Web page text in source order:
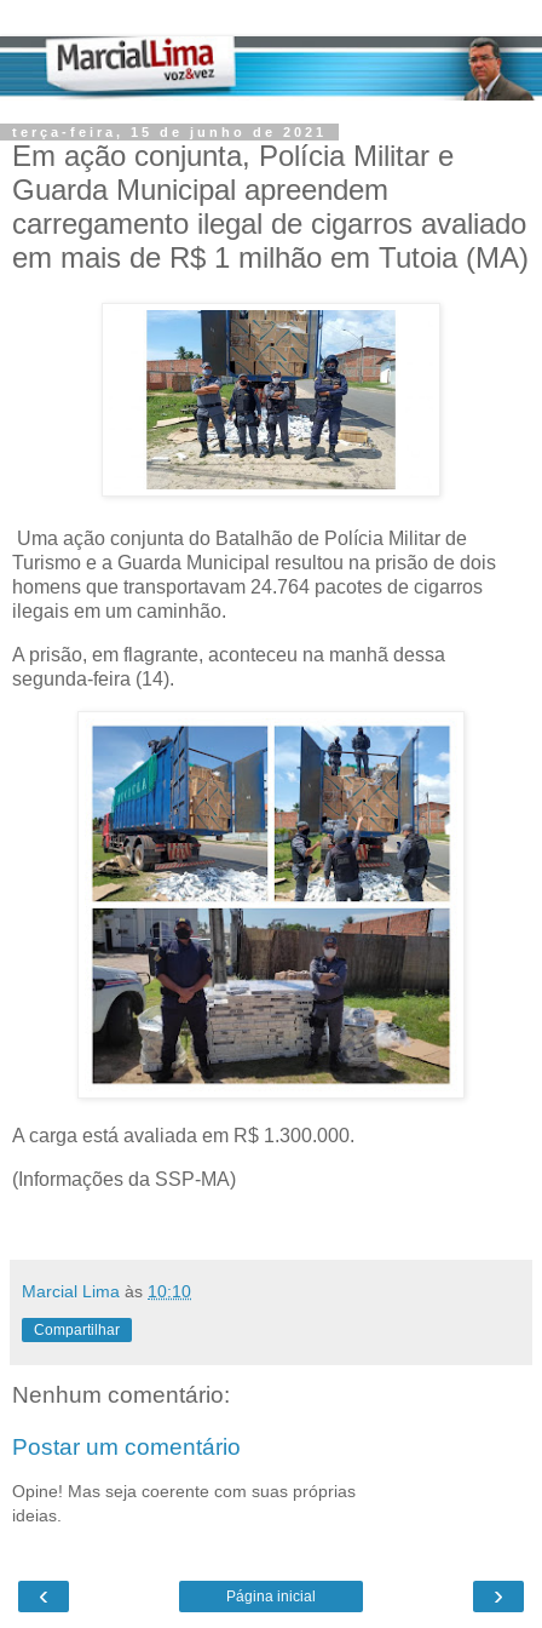
terça-feira, 15 de junho de 2021
Em ação conjunta, Polícia Militar e
Guarda Municipal apreendem
carregamento ilegal de cigarros avaliado
em mais de R$ 1 milhão em Tutoia (MA)
Uma ação conjunta do Batalhão de Polícia Militar de
Turismo e a Guarda Municipal resultou na prisão de dois
homens que transportavam 24.764 pacotes de cigarros
ilegais em um caminhão.
A prisão, em flagrante, aconteceu na manhã dessa
segunda-feira (14).
A carga está avaliada em R$ 1.300.000.
(Informações da SSP-MA)
Marcial Lima às 10:10
Compartilhar
Nenhum comentário:
Postar um comentário
Opine! Mas seja coerente com suas próprias
ideias.
‹ ›
Página inicial